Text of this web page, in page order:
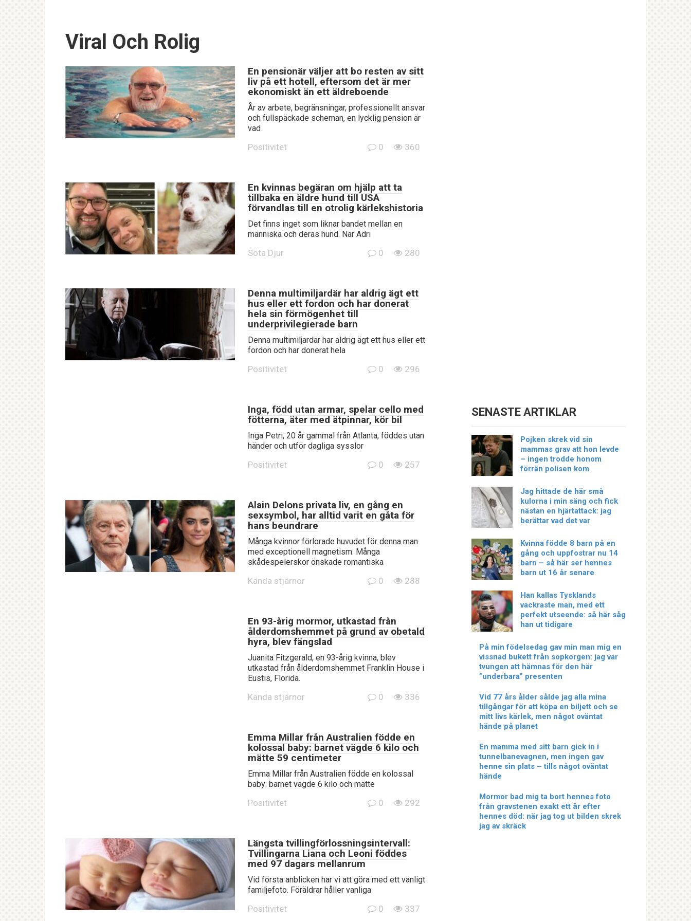
Viral Och Rolig
En pensionär väljer att bo resten av sitt
liv på ett hotell, eftersom det är mer
ekonomiskt än ett äldreboende
År av arbete, begränsningar, professionellt ansvar
och fullspäckade scheman, en lycklig pension är
vad
Positivitet 0 360
En kvinnas begäran om hjälp att ta
tillbaka en äldre hund till USA
förvandlas till en otrolig kärlekshistoria
Det finns inget som liknar bandet mellan en
människa och deras hund. När Adri
Söta Djur 0 280
Denna multimiljardär har aldrig ägt ett
hus eller ett fordon och har donerat
hela sin förmögenhet till
underprivilegierade barn
Denna multimiljardär har aldrig ägt ett hus eller ett
fordon och har donerat hela
Positivitet 0 296
Inga, född utan armar, spelar cello med
fötterna, äter med ätpinnar, kör bil
Inga Petri, 20 år gammal från Atlanta, föddes utan
händer och utför dagliga sysslor
Positivitet 0 257
Alain Delons privata liv, en gång en
sexsymbol, har alltid varit en gåta för
hans beundrare
Många kvinnor förlorade huvudet för denna man
med exceptionell magnetism. Många
skådespelerskor önskade romantiska
Kända stjärnor 0 288
En 93-årig mormor, utkastad från
ålderdomshemmet på grund av obetald
hyra, blev fängslad
Juanita Fitzgerald, en 93-årig kvinna, blev
utkastad från ålderdomshemmet Franklin House i
Eustis, Florida.
Kända stjärnor 0 336
Emma Millar från Australien födde en
kolossal baby: barnet vägde 6 kilo och
mätte 59 centimeter
Emma Millar från Australien födde en kolossal
baby: barnet vägde 6 kilo och mätte
Positivitet 0 292
Längsta tvillingförlossningsintervall:
Tvillingarna Liana och Leoni föddes
med 97 dagars mellanrum
Vid första anblicken har vi att göra med ett vanligt
familjefoto. Föräldrar håller vanliga
Positivitet 0 337
SENASTE ARTIKLAR
Pojken skrek vid sin
mammas grav att hon levde
– ingen trodde honom
förrän polisen kom
Jag hittade de här små
kulorna i min säng och fick
nästan en hjärtattack: jag
berättar vad det var
Kvinna födde 8 barn på en
gång och uppfostrar nu 14
barn – så här ser hennes
barn ut 16 år senare
Han kallas Tysklands
vackraste man, med ett
perfekt utseende: så här såg
han ut tidigare
På min födelsedag gav min man mig en
vissnad bukett från sopkorgen: jag var
tvungen att hämnas för den här
”underbara” presenten
Vid 77 års ålder sålde jag alla mina
tillgångar för att köpa en biljett och se
mitt livs kärlek, men något oväntat
hände på planet
En mamma med sitt barn gick in i
tunnelbanevagnen, men ingen gav
henne sin plats – tills något oväntat
hände
Mormor bad mig ta bort hennes foto
från gravstenen exakt ett år efter
hennes död: när jag tog ut bilden skrek
jag av skräck